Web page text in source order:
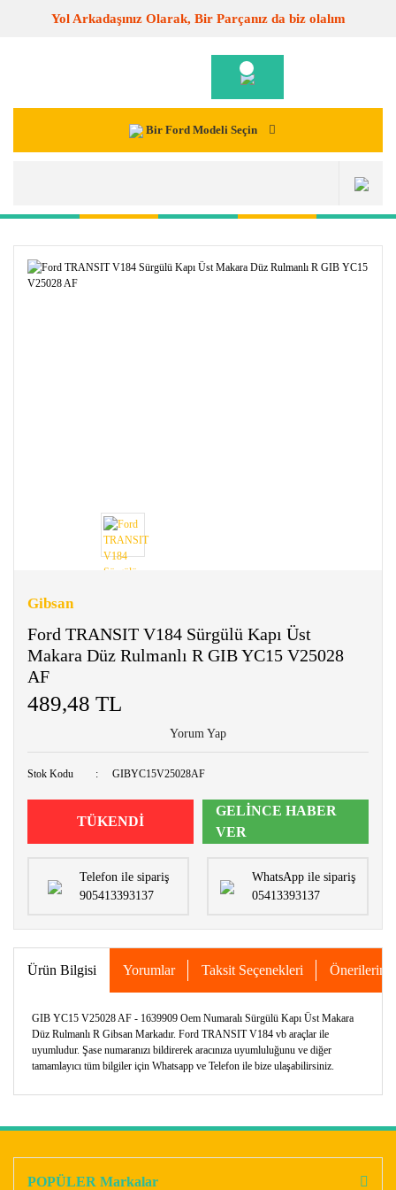
Yol Arkadaşınız Olarak, Bir Parçanız da biz olalım
Bir Ford Modeli Seçin
Gibsan
Ford TRANSIT V184 Sürgülü Kapı Üst
Makara Düz Rulmanlı R GIB YC15 V25028
AF
489,48 TL
Yorum Yap
Stok Kodu GIBYC15V25028AF
TÜKENDİ
GELİNCE HABER
VER
Telefon ile sipariş
905413393137
WhatsApp ile sipariş
05413393137
Ürün Bilgisi Yorumlar Taksit Seçenekleri Önerileriniz
GIB YC15 V25028 AF - 1639909 Oem Numaralı Sürgülü Kapı Üst Makara
Düz Rulmanlı R Gibsan Markadır. Ford TRANSIT V184 vb araçlar ile
uyumludur. Şase numaranızı bildirerek aracınıza uyumluluğunu ve diğer
tamamlayıcı tüm bilgiler için Whatsapp ve Telefon ile bize ulaşabilirsiniz.
POPÜLER Markalar